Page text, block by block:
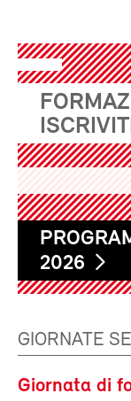
2026
GIORNATE
Giornata di